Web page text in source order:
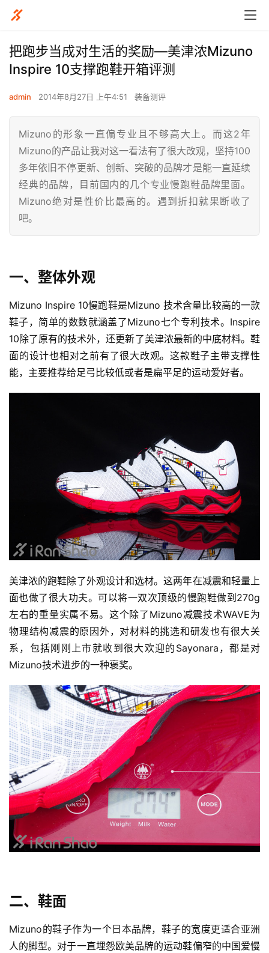
把跑步当成对生活的奖励—美津浓Mizuno
Inspire 10支撑跑鞋开箱评测
admin 2014年8月27日 上午4:51 装备测评
Mizuno的形象一直偏专业且不够高大上。而这2年
Mizuno的产品让我对这一看法有了很大改观，坚持100
多年依旧不停更新、创新、突破的品牌才是能一直延续
经典的品牌，目前国内的几个专业慢跑鞋品牌里面。
Mizuno绝对是性价比最高的。遇到折扣就果断收了
吧。
一、整体外观
Mizuno Inspire 10慢跑鞋是Mizuno 技术含量比较高的一款
鞋子，简单的数数就涵盖了Mizuno七个专利技术。Inspire
10除了原有的技术外，还更新了美津浓最新的中底材料。鞋
面的设计也相对之前有了很大改观。这款鞋子主带支撑性
能，主要推荐给足弓比较低或者是扁平足的运动爱好者。
美津浓的跑鞋除了外观设计和选材。这两年在减震和轻量上
面也做了很大功夫。可以将一双次顶级的慢跑鞋做到270g
左右的重量实属不易。这个除了Mizuno减震技术WAVE为
物理结构减震的原因外，对材料的挑选和研发也有很大关
系，包括刚刚上市就收到很大欢迎的Sayonara，都是对
Mizuno技术进步的一种褒奖。
二、鞋面
Mizuno的鞋子作为一个日本品牌，鞋子的宽度更适合亚洲
人的脚型。对于一直埋怨欧美品牌的运动鞋偏窄的中国爱慢